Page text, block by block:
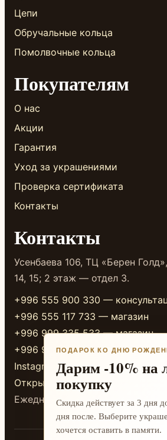
Цепи
Обручальные кольца
Помолвочные кольца
Покупателям
О нас
Акции
Гарантия
Уход за украшениями
Проверка сертификата
Контакты
Контакты
Усенбаева 106, ТЦ «Берен
14, 15; 2 этаж — отдел 3.
+996 555 900 330 —
+996 555 117 733 — магазин
+996 999 335 533 — магазин
+996 999 338 333 — магазин
Instagram
Открыть в 2GIS
Ежедневно 10:00-20:00
ПОДАРОК КО ДНЮ
Дарим -10% на
покупку
Скидка действует за 3 дня
дня после. Выберите
хочется оставить в памяти.